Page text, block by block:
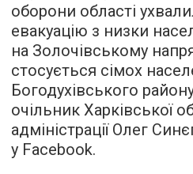
оборони області
евакуацію з низки
на Золочівському
стосується сімох
Богодухівського
очільник Харківської
адміністрації Олег
у Facebook.